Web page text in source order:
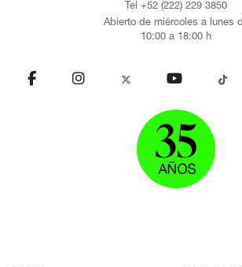
Tel +52 (222) 229 3850
Abierto de miércoles a lunes
10:00 a 18:00 h